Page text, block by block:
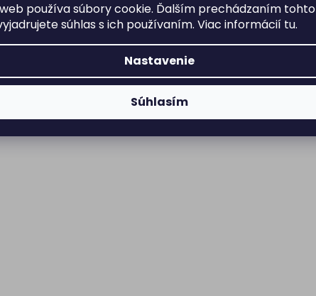
používa súbory cookie. Ďalším prechádzaním tohto
súhlas s ich používaním. Viac informácií tu.
Nastavenie
Súhlasím